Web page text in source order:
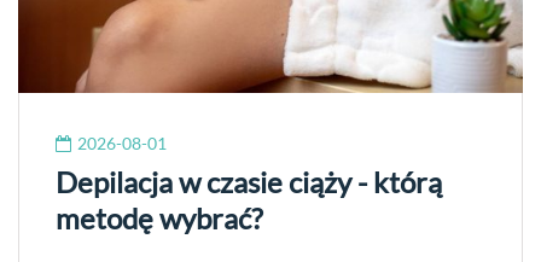
2026-08-01
Depilacja w czasie ciąży - którą
metodę wybrać?